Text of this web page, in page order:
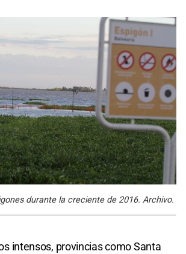
durante la creciente de 2016. Archivo.
intensos, provincias como Santa